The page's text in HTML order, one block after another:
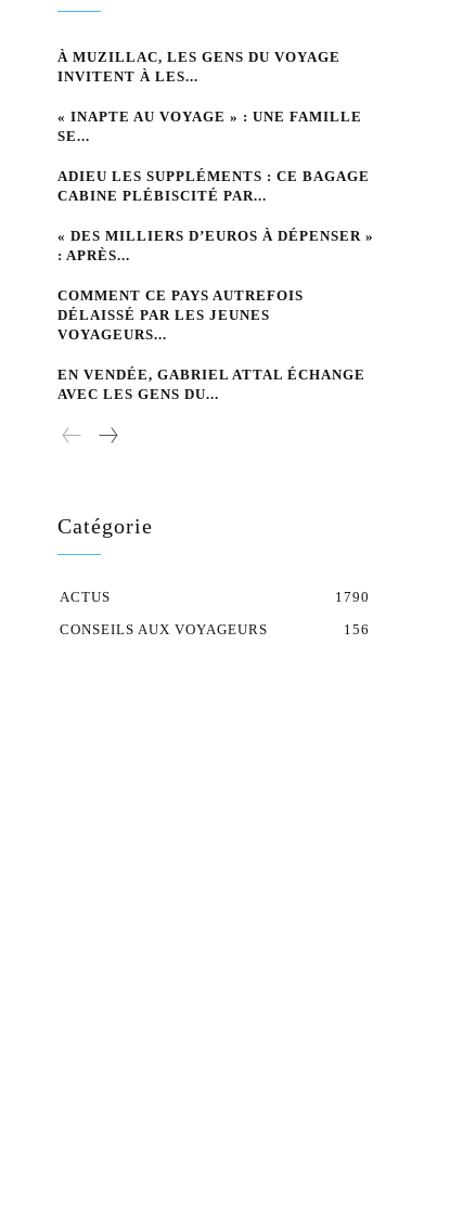
À MUZILLAC, LES GENS DU VOYAGE
INVITENT À LES...
« INAPTE AU VOYAGE » : UNE FAMILLE
SE...
ADIEU LES SUPPLÉMENTS : CE BAGAGE
CABINE PLÉBISCITÉ PAR...
« DES MILLIERS D’EUROS À DÉPENSER »
: APRÈS...
COMMENT CE PAYS AUTREFOIS
DÉLAISSÉ PAR LES JEUNES
VOYAGEURS...
EN VENDÉE, GABRIEL ATTAL ÉCHANGE
AVEC LES GENS DU...
Catégorie
ACTUS
1790
CONSEILS AUX VOYAGEURS
156